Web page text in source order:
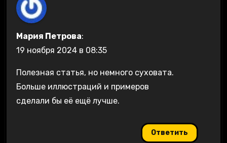
Мария Петрова:
19 ноября 2024 в 08:35
Полезная статья, но немного суховата.
Больше иллюстраций и примеров
сделали бы её ещё лучше.
Ответить